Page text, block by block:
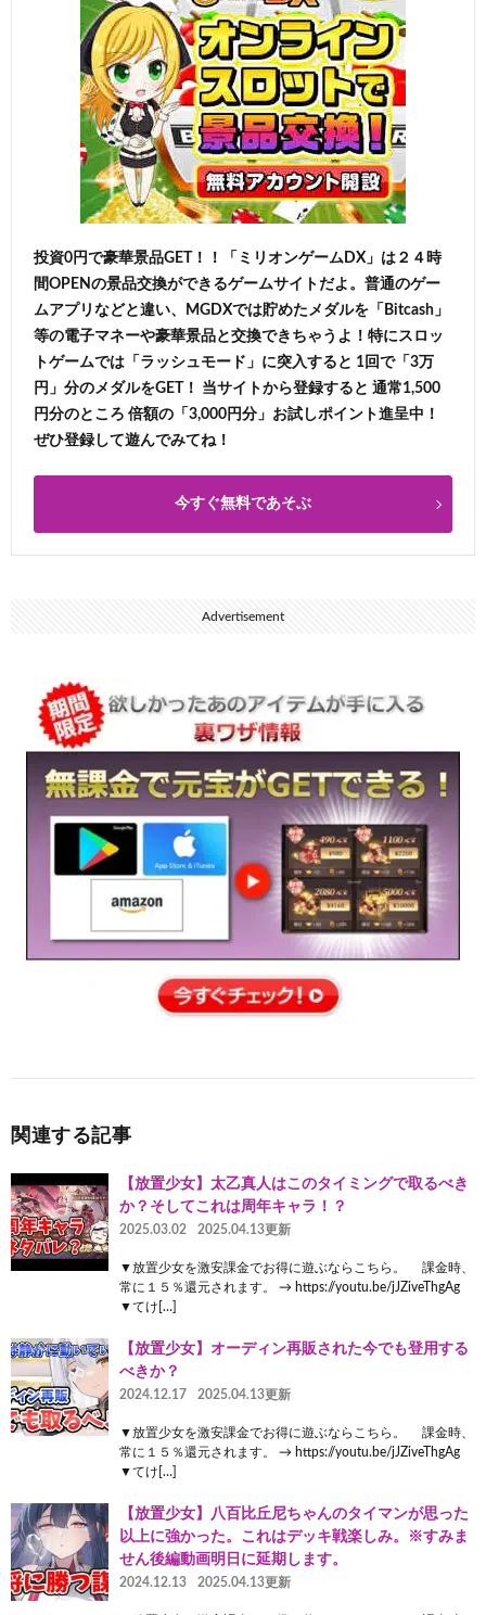
投資0円で豪華景品GET！！「ミリオンゲームDX」は２４時
間OPENの景品交換ができるゲームサイトだよ。普通のゲー
ムアプリなどと違い、MGDXでは貯めたメダルを「Bitcash」
等の電子マネーや豪華景品と交換できちゃうよ！特にスロッ
トゲームでは「ラッシュモード」に突入すると 1回で「3万
円」分のメダルをGET！ 当サイトから登録すると 通常1,500
円分のところ 倍額の「3,000円分」お試しポイント進呈中！
ぜひ登録して遊んでみてね！
今すぐ無料であそぶ
Advertisement
関連する記事
【放置少女】太乙真人はこのタイミングで取るべき
か？そしてこれは周年キャラ！？
2025.03.02 2025.04.13更新
▼放置少女を激安課金でお得に遊ぶならこちら。 課金時、
常に１５％還元されます。 → https://youtu.be/jJZiveThgAg
▼てけ[…]
【放置少女】オーディン再販された今でも登用する
べきか？
2024.12.17 2025.04.13更新
▼放置少女を激安課金でお得に遊ぶならこちら。 課金時、
常に１５％還元されます。 → https://youtu.be/jJZiveThgAg
▼てけ[…]
【放置少女】八百比丘尼ちゃんのタイマンが思った
以上に強かった。これはデッキ戦楽しみ。※すみま
せん後編動画明日に延期します。
2024.12.13 2025.04.13更新